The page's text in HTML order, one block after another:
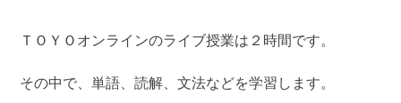
ＴＯＹＯオンラインのライブ授業は２時間です。
その中で、単語、読解、文法などを学習します。